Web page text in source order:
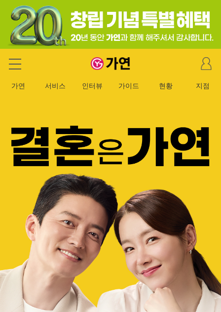
가연 결혼정보회사
마
이
이
가연 서비스 인터뷰 가이드 현황 지점